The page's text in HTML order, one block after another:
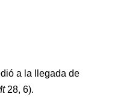
a la llegada de
28, 6).